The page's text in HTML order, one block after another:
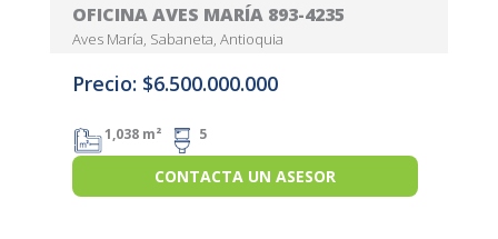
OFICINA AVES MARÍA 893-4235
Aves María, Sabaneta, Antioquia
Precio: $6.500.000.000
1,038 m² 5
CONTACTA UN ASESOR